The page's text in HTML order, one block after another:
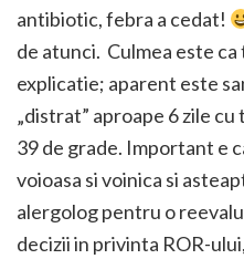
antibiotic, febra a cedat!
de atunci. Culmea este ca
explicatie; aparent este
„distrat” aproape 6 zile
39 de grade. Important e
voioasa si voinica si
alergolog pentru o
decizii in privinta ROR-